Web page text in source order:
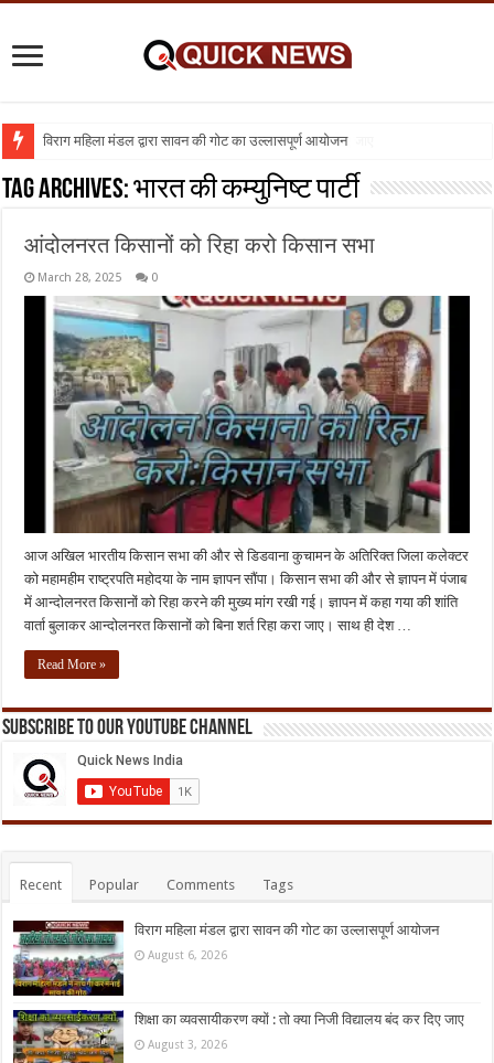
विराग महिला मंडल द्वारा सावन की गोट का उल्लासपूर्ण आयोजन
शिक्षा का व्यवसायीकरण क्यों : तो क्या निजी विद्यालय बंद कर दिए जाए
Tag Archives:भारत की कम्युनिष्ट पार्टी
आंदोलनरत किसानों को रिहा करो किसान सभा
March 28, 2025 0
आज अखिल भारतीय किसान सभा की और से डिडवाना कुचामन के अतिरिक्त जिला कलेक्टर
को महामहीम राष्ट्र‌पति महोदया के नाम ज्ञापन सौंपा। किसान सभा की और से ज्ञापन में पंजाब
में आन्दोलनरत किसानों को रिहा करने की मुख्य मांग रखी गई। ज्ञापन में कहा गया की शांति
वार्ता बुलाकर आन्दोलनरत किसानों को बिना शर्त रिहा करा जाए। साथ ही देश …
Read More »
Subscribe to our Youtube Channel
Recent Popular Comments Tags
विराग महिला मंडल द्वारा सावन की गोट का उल्लासपूर्ण आयोजन
August 6, 2026
शिक्षा का व्यवसायीकरण क्यों : तो क्या निजी विद्यालय बंद कर दिए जाए
August 3, 2026